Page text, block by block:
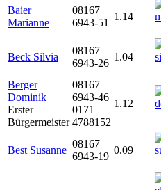
Baier
Marianne
08167
6943-51
1.14
Beck Silvia
08167
6943-26
1.04
Berger
Dominik
Erster
Bürgermeister
08167
6943-46
0171
4788152
1.12
Best Susanne
08167
6943-19
0.09